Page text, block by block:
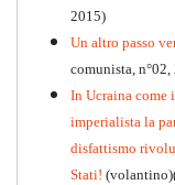
PDF n°10 - 2026
2015)
Un altro passo
comunista, n°02,
In Ucraina come
imperialista la
disfattismo
Stati!